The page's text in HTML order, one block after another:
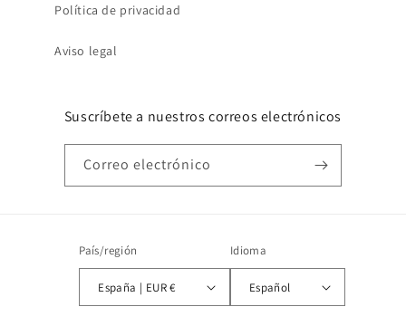
Política de privacidad
Aviso legal
Suscríbete a nuestros correos electrónicos
Correo electrónico
País/región
España | EUR €
Idioma
Español